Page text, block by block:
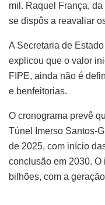
mil. Raquel França,
se dispôs a reavaliar
A Secretaria de
explicou que o valor
FIPE, ainda não é
e benfeitorias.
O cronograma prevê
Túnel Imerso Santos-
de 2025, com início
conclusão em 2030.
bilhões, com a